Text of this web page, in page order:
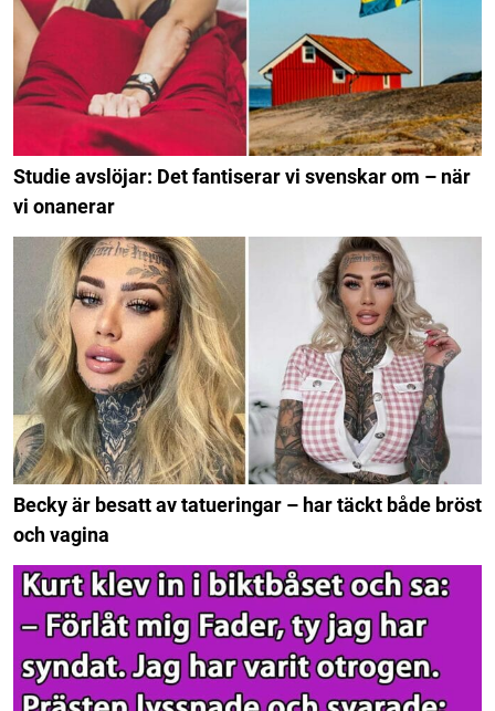
Studie avslöjar: Det fantiserar vi svenskar om – när
vi onanerar
Becky är besatt av tatueringar – har täckt både bröst
och vagina